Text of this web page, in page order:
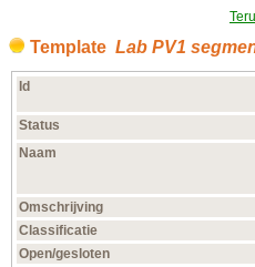
Template Lab PV1
Id
Status
Naam
Omschrijving
Classificatie
Open/gesloten